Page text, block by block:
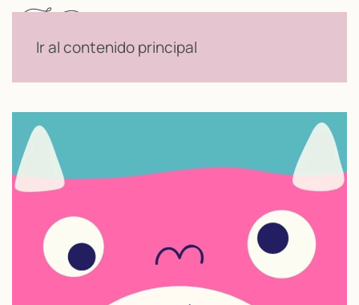
Ir al contenido principal